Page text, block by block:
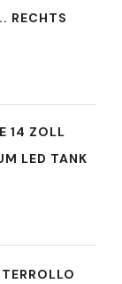
RECHTS
14 ZOLL
LED TANK